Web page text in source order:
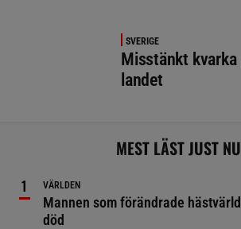
SVERIGE
Misstänkt kvarka
landet
MEST LÄST JUST NU
VÄRLDEN
Mannen som förändrade
död